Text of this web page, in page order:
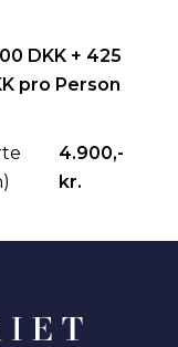
DKK + 425
pro Person
4.900,-
kr.